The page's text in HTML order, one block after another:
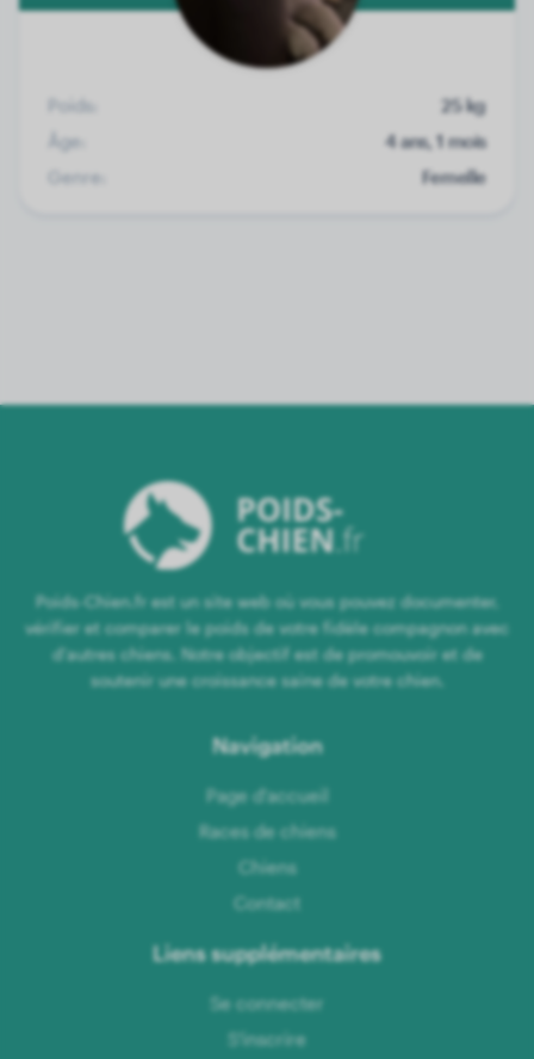
Poids:
25 kg
Âge:
4 ans, 1 mois
Genre:
Femelle
Poids-Chien.fr est un site web où vous pouvez documenter,
vérifier et comparer le poids de votre fidèle compagnon avec
d'autres chiens. Notre objectif est de promouvoir et de
soutenir une croissance saine de votre chien.
Navigation
Page d'accueil
Races de chiens
Chiens
Contact
Liens supplémentaires
Se connecter
S'inscrire